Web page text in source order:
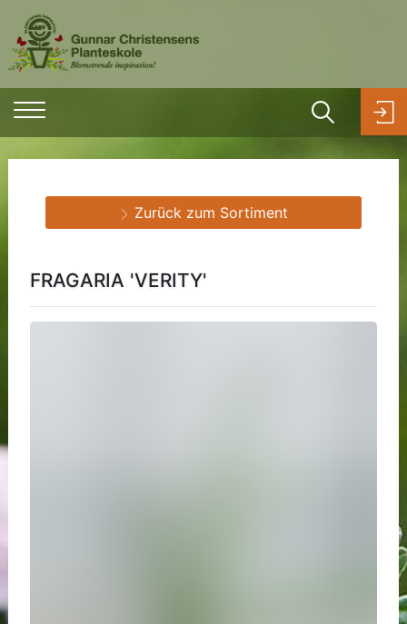
FRAGARIA 'VERITY'
Zurück zum Sortiment